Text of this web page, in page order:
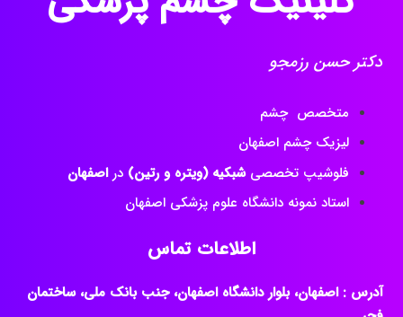
دکتر حسن رزمجو
متخصص چشم
لیزیک چشم اصفهان
فلوشیپ تخصصیشبکیه (ویتره و رتین) دراصفهان
استاد نمونه دانشگاه علوم پزشکی اصفهان
اطلاعات تماس
آدرس : اصفهان، بلوار دانشگاه اصفهان، جنب بانک ملی، ساختمان